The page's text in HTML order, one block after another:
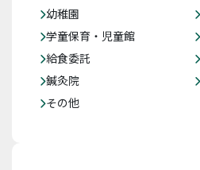
幼稚園
学童保育・児童館
給食委託
鍼灸院
その他